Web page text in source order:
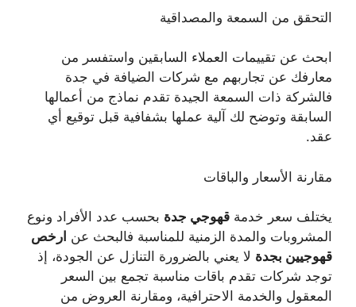
التحقق من السمعة والمصداقية
ابحث عن تقييمات العملاء السابقين واستفسر من
معارفك عن تجاربهم مع شركات الضيافة في جدة
فالشركة ذات السمعة الجيدة تقدم نماذج من أعمالها
السابقة وتوضح لك آلية عملها بشفافية قبل توقيع أي
عقد.
مقارنة الأسعار والباقات
يختلف سعر خدمة قهوجي جدة بحسب عدد الأفراد ونوع
المشروبات والمدة الزمنية للمناسبة فالبحث عن ارخص
قهوجيين بجدة لا يعني بالضرورة التنازل عن الجودة، إذ
توجد شركات تقدم باقات مناسبة تجمع بين السعر
المعقول والخدمة الاحترافية، ومقارنة العروض من